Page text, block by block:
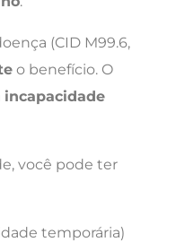
(CID M99.6,
o benefício. O
incapacidade
você pode ter
temporária)